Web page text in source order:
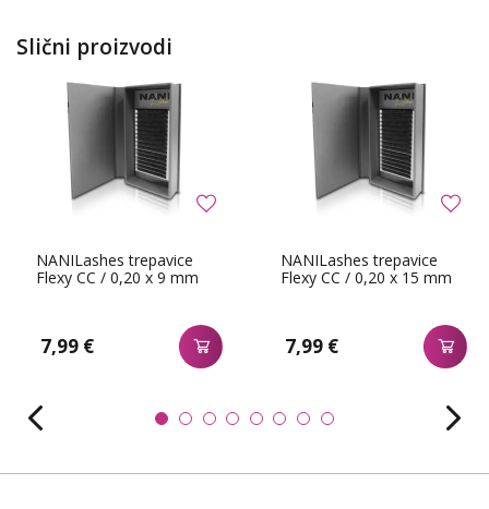
Slični proizvodi
NANILashes trepavice
Flexy CC / 0,20 x 9 mm
7,99 €
NANILashes trepavice
Flexy CC / 0,20 x 15 mm
7,99 €